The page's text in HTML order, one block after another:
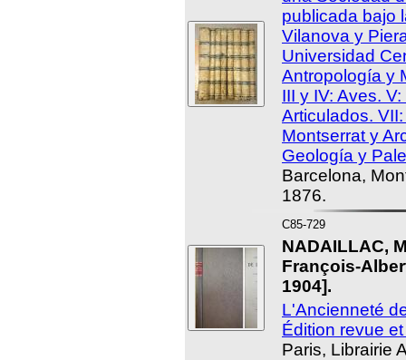
publicada bajo
Vilanova y
Universidad
Antropología y
III y IV: Aves.
Articulados.
Montserrat y
Geología y
Barcelona,
1876.
C85-729
NADAILLAC,
François-
1904].
L'Ancienneté
Édition revue
Paris, Librairie